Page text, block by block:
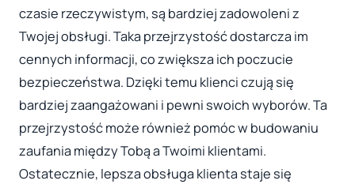
czasie rzeczywistym, są bardziej zadowoleni z
Twojej obsługi. Taka przejrzystość dostarcza im
cennych informacji, co zwiększa ich poczucie
bezpieczeństwa. Dzięki temu klienci czują się
bardziej zaangażowani i pewni swoich wyborów. Ta
przejrzystość może również pomóc w budowaniu
zaufania między Tobą a Twoimi klientami.
Ostatecznie, lepsza obsługa klienta staje się